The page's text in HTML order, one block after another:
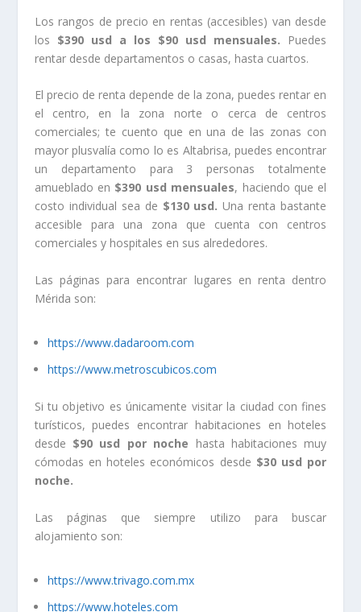
Los rangos de precio en rentas (accesibles) van desde
los $390 usd a los $90 usd mensuales. Puedes
rentar desde departamentos o casas, hasta cuartos.
El precio de renta depende de la zona, puedes rentar en
el centro, en la zona norte o cerca de centros
comerciales; te cuento que en una de las zonas con
mayor plusvalía como lo es Altabrisa, puedes encontrar
un departamento para 3 personas totalmente
amueblado en $390 usd mensuales, haciendo que el
costo individual sea de $130 usd. Una renta bastante
accesible para una zona que cuenta con centros
comerciales y hospitales en sus alrededores.
Las páginas para encontrar lugares en renta dentro
Mérida son:
https://www.dadaroom.com
https://www.metroscubicos.com
Si tu objetivo es únicamente visitar la ciudad con fines
turísticos, puedes encontrar habitaciones en hoteles
desde $90 usd por noche hasta habitaciones muy
cómodas en hoteles económicos desde $30 usd por
noche.
Las páginas que siempre utilizo para buscar
alojamiento son:
https://www.trivago.com.mx
https://www.hoteles.com